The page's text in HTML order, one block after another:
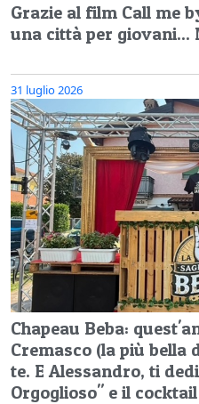
Grazie al film Call me
una città per giovani...
31 luglio 2026
Chapeau Beba:
Cremasco (la più bella
te. E Alessandro, ti
Orgoglioso" e il